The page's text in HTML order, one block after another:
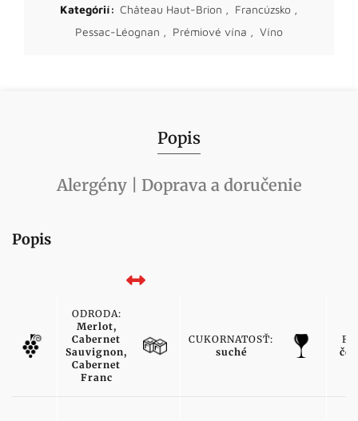
Kategórií: Château Haut-Brion , Francúzsko ,
Pessac-Léognan , Prémiové vína , Víno
Popis
Alergény | Doprava a doručenie
Popis
ODRODA:
Merlot,
Cabernet
Sauvignon,
Cabernet
Franc
CUKORNATOSŤ:
suché